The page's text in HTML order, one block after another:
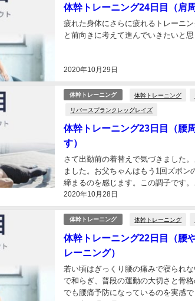
体幹トレーニング24日目（肩
2020年10月29日
疲れた身体にさらに疲れるトレーニ
と前向きに考えて進んでいきたいと思
体幹トレーニング 体幹トレーニング
リバースプランクレッグレイズ
体幹トレーニング23日目（腰
す）
2020年10月28日
さて出勤前の着替えで気づきました
ました。お父ちゃんはもう1回ズボン
締まるのを感じます。この調子です。
体幹トレーニング 体幹トレーニング
体幹トレーニング22日目（腰
レーニング）
若い頃はぎっくり腰の痛みで寝られ
で和らぎ、普段の運動の大切さと骨
でも腰痛予防になっているのを実感